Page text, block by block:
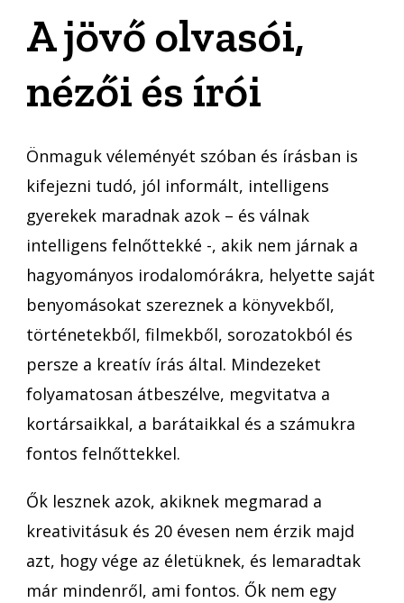
A jövő olvasói,
nézői és írói
Önmaguk véleményét szóban és írásban is
kifejezni tudó, jól informált, intelligens
gyerekek maradnak azok – és válnak
intelligens felnőttekké -, akik nem járnak a
hagyományos irodalomórákra, helyette saját
benyomásokat szereznek a könyvekből,
történetekből, filmekből, sorozatokból és
persze a kreatív írás által. Mindezeket
folyamatosan átbeszélve, megvitatva a
kortársaikkal, a barátaikkal és a számukra
fontos felnőttekkel.
Ők lesznek azok, akiknek megmarad a
kreativitásuk és 20 évesen nem érzik majd
azt, hogy vége az életüknek, és lemaradtak
már mindenről, ami fontos. Ők nem egy